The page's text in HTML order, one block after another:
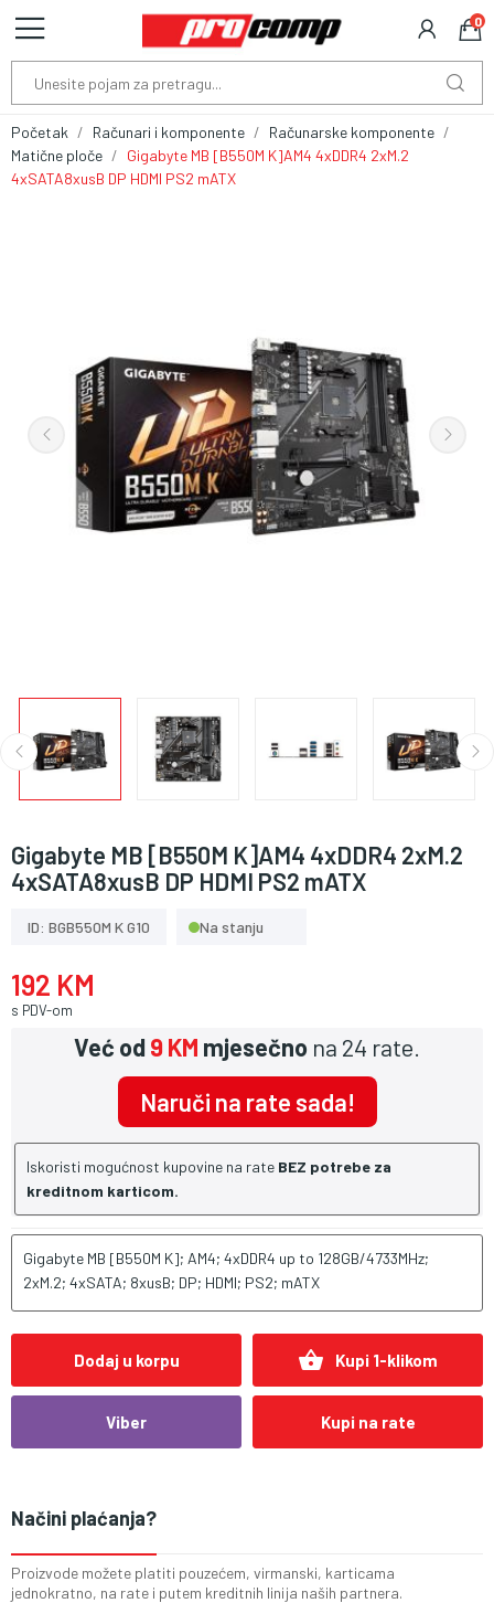
0
Početak Računari i komponente
Računarske komponente
Matične ploče
Gigabyte MB [B550M K]AM4 4xDDR4 2xM.2
4xSATA8xusB DP HDMI PS2 mATX
Gigabyte MB [B550M K]AM4 4xDDR4 2xM.2
4xSATA8xusB DP HDMI PS2 mATX
ID: BGB550M K G10 Na stanju
192 KM
s PDV-om
Već od9 KM mjesečno na 24 rate.
Naruči na rate sada!
Iskoristi mogućnost kupovine na rate BEZ potrebe za
kreditnom karticom.
Gigabyte MB [B550M K]; AM4; 4xDDR4 up to 128GB/4733MHz;
2xM.2; 4xSATA; 8xusB; DP; HDMI; PS2; mATX
Dodaj u korpu shopping_basket Kupi 1-klikom
Viber Kupi na rate
Načini plaćanja?
Proizvode možete platiti pouzećem, virmanski, karticama
jednokratno, na rate i putem kreditnih linija naših partnera.